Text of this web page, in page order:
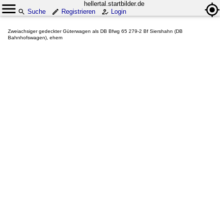
hellertal.startbilder.de
Suche
Registrieren Login
Zweiachsiger gedeckter Güterwagen als DB Bfwg 65 279-2 Bf Siershahn (DB
Bahnhofswagen), ehem